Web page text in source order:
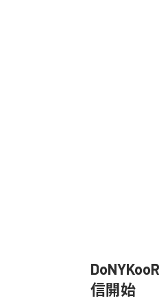
信開始